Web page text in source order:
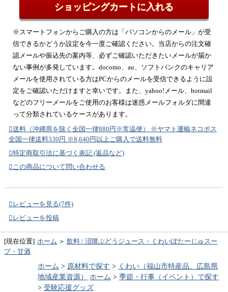
※スマートフォンからご購入の方は「パソコンからのメール」が受
信できるかどうか設定を今一度ご確認ください。当店からの注文確
認メールや振込先の案内等、必ずご確認いただきたいメールが届か
ない事例が多発しています。docomo、au、ソフトバンクのキャリア
メールを使用されている方はPCからのメールを受信できるように設
定をご確認いただけますと幸いです。また、yahoo!メール、hotmail
などのフリーメールをご使用のお客様は迷惑メールフォルダに間違
って分類されているケースがあります。
送料（沖縄県を除く全国一律880円※常温便） ※ヤマト運輸ネコポス
全国一律送料330円 ※8,640円以上ご購入で送料無料
特定商取引法に基づく表記 (返品など)
この商品について問い合わせる
レビューを見る(7件)
レビューを投稿
[現在位置] ホーム ＞ 飲料 / 沼隈ぶどうジュース・くわいぽたーじゅスー
プ・甘酒
ホーム > 原材料で探す > くわい（福山市特産品、広島県
地域産業資源）
ホーム > 季節・行事（イベント）で探す
> 受験応援グッズ